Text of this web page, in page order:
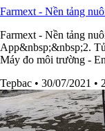
Farmext - Nền tảng
Farmext - Nền tảng
App&nbsp;&nbsp;2.
Máy đo môi trường -
Tepbac • 30/07/2021 •